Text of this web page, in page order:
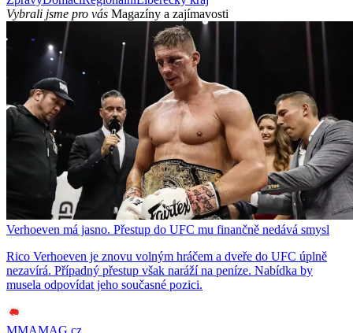
Vybrali jsme pro vás Magazíny a zajímavosti
Verhoeven má jasno. Přestup do UFC mu finančně nedává smysl
Rico Verhoeven je znovu volným hráčem a dveře do UFC úplně
nezavírá. Případný přestup však naráží na peníze. Nabídka by
musela odpovídat jeho současné pozici.
MMAMAG.cz